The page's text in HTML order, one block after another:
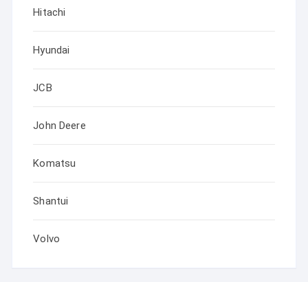
Hitachi
Hyundai
JCB
John Deere
Komatsu
Shantui
Volvo